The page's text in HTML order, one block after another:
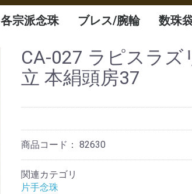
各宗派念珠
曹洞宗
臨済宗
天台宗
真言宗
日蓮宗
浄土宗
浄土真宗
ブレス/腕輪
腕輪
ブレスレット
数珠
数珠袋
ふくさ
CA-027 ラピスラズ
立 本絹頭房37
商品コード： 82630
関連カテゴリ
片手念珠